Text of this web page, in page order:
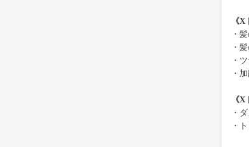
《
・
・
・
・
《
・
・